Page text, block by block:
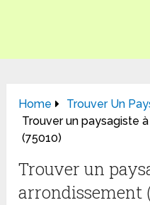
Home Trouver Un
Trouver un paysagiste
(75010)
Trouver un
arrondissement